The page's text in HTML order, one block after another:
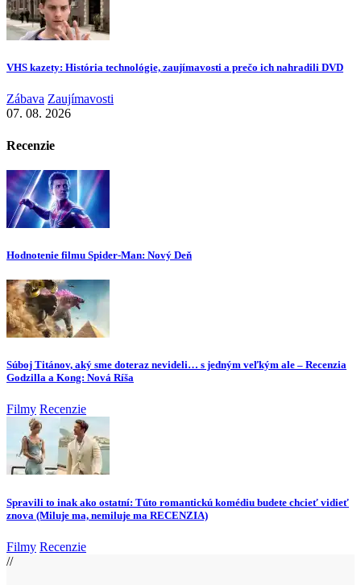
VHS kazety: História technológie, zaujímavosti a prečo ich nahradili DVD
Zábava Zaujímavosti
07. 08. 2026
Recenzie
Hodnotenie filmu Spider-Man: Nový Deň
Súboj Titánov, aký sme doteraz nevideli… s jedným veľkým ale – Recenzia
Godzilla a Kong: Nová Ríša
Filmy Recenzie
Spravili to inak ako ostatní: Túto romantickú komédiu budete chcieť vidieť
znova (Miluje ma, nemiluje ma RECENZIA)
Filmy Recenzie
//